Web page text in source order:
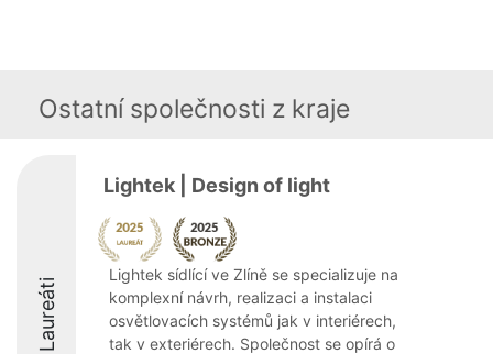
Ostatní společnosti z kraje
Laureáti
Lightek | Design of light
Lightek sídlící ve Zlíně se specializuje na
komplexní návrh, realizaci a instalaci
osvětlovacích systémů jak v interiérech,
tak v exteriérech. Společnost se opírá o